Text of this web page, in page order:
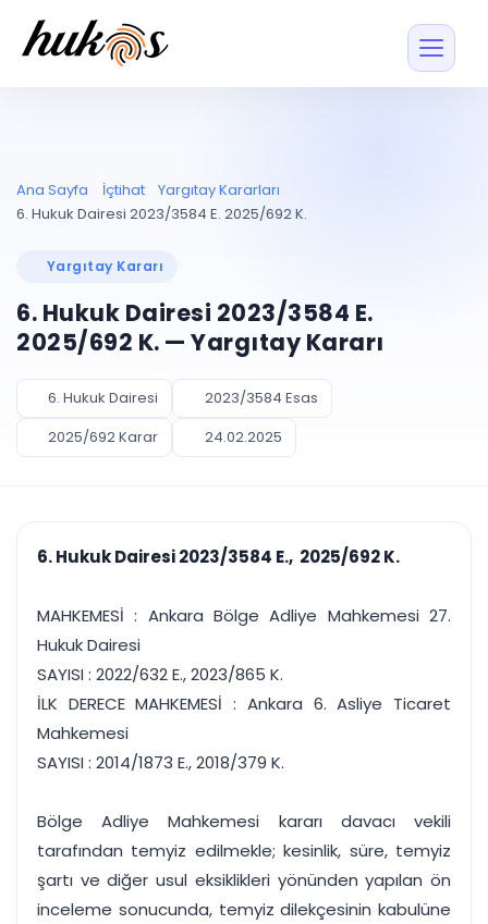
Entegrasyonu
UYAP ile otomatik
UYAP Evrak
Entegrasyonu
UETS Entegrasyonu
Tebligatları anında
Müvekkil ve taraf
Vekalet
PLANLAMA & TAKİP
Pano ve Takip
Duruşma ve görev
takvimi
Bildirim
Süreleri asla kaçırmayın
takibi
rapor
Tek panelde uçtan uca yönetim
UYAP & UETS entegrasyonundan finansa, hepsi bir arada.
Tüm özellikleri inceleyin
Blog
Ücretsiz Başlayın Giriş Yap
Ana Sayfa İçtihat
Yargıtay Kararları
6. Hukuk Dairesi 2023/3584 E. 2025/692 K.
Yargıtay Kararı
6. Hukuk Dairesi 2023/3584 E.
2025/692 K. — Yargıtay Kararı
6. Hukuk Dairesi
2023/3584 Esas
2025/692 Karar
24.02.2025
6. Hukuk Dairesi 2023/3584 E., 2025/692 K.
MAHKEMESİ : Ankara Bölge Adliye Mahkemesi 27.
Hukuk Dairesi
SAYISI : 2022/632 E., 2023/865 K.
İLK DERECE MAHKEMESİ : Ankara 6. Asliye Ticaret
Mahkemesi
SAYISI : 2014/1873 E., 2018/379 K.
Bölge Adliye Mahkemesi kararı davacı vekili
tarafından temyiz edilmekle; kesinlik, süre, temyiz
şartı ve diğer usul eksiklikleri yönünden yapılan ön
inceleme sonucunda, temyiz dilekçesinin kabulüne